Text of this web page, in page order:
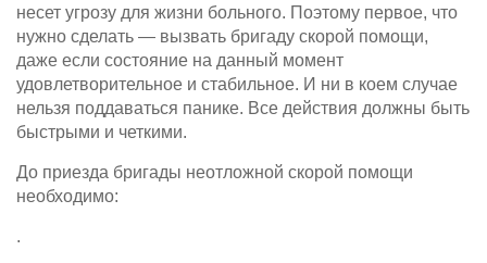
несет угрозу для жизни больного. Поэтому первое, что
нужно сделать — вызвать бригаду скорой помощи,
даже если состояние на данный момент
удовлетворительное и стабильное. И ни в коем случае
нельзя поддаваться панике. Все действия должны быть
быстрыми и четкими.
До приезда бригады неотложной скорой помощи
необходимо:
.